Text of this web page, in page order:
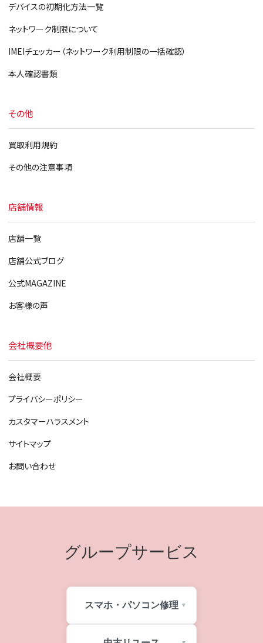
デバイスの初期化方法一覧
ネットワーク制限について
IMEIチェッカー（ネットワーク利用制限の一括確認）
本人確認書類
その他
買取利用規約
その他の注意事項
店舗情報
店舗一覧
店舗公式ブログ
公式MAGAZINE
お客様の声
会社概要他
会社概要
プライバシーポリシー
カスタマーハラスメント
サイトマップ
お問い合わせ
グループサービス
スマホ・パソコン修理